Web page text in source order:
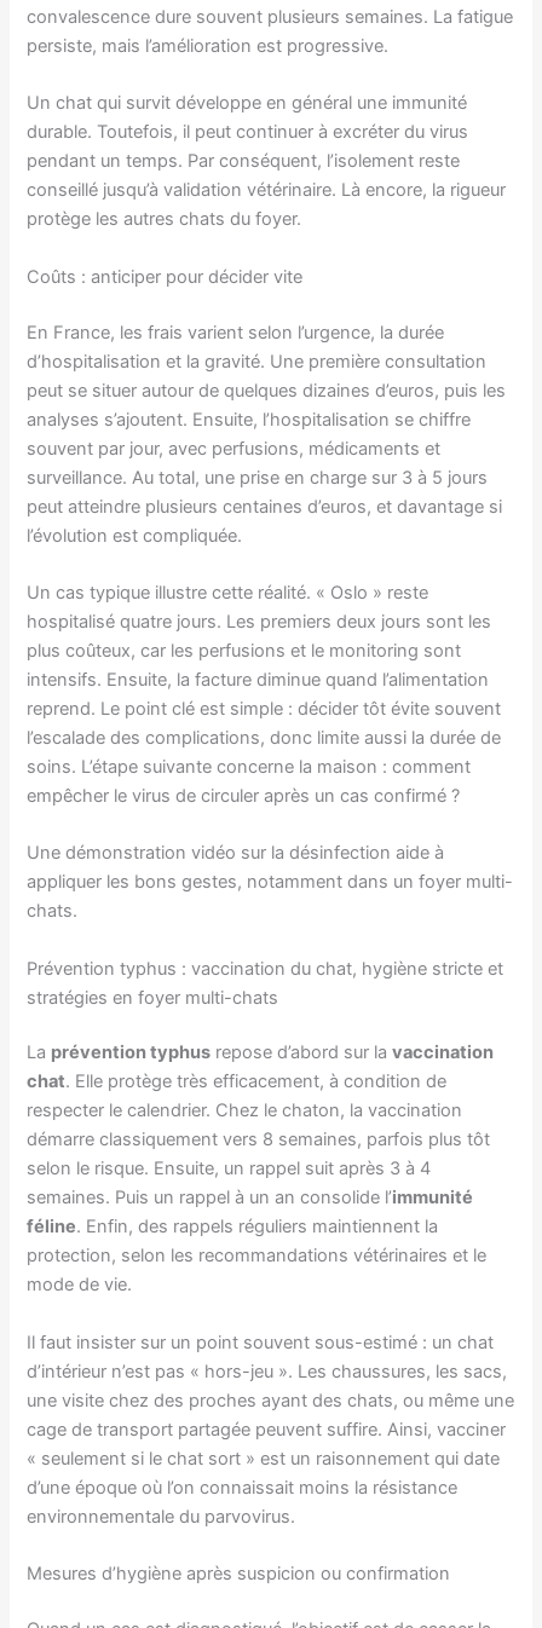
convalescence dure souvent plusieurs semaines. La fatigue
persiste, mais l’amélioration est progressive.
Un chat qui survit développe en général une immunité
durable. Toutefois, il peut continuer à excréter du virus
pendant un temps. Par conséquent, l’isolement reste
conseillé jusqu’à validation vétérinaire. Là encore, la rigueur
protège les autres chats du foyer.
Coûts : anticiper pour décider vite
En France, les frais varient selon l’urgence, la durée
d’hospitalisation et la gravité. Une première consultation
peut se situer autour de quelques dizaines d’euros, puis les
analyses s’ajoutent. Ensuite, l’hospitalisation se chiffre
souvent par jour, avec perfusions, médicaments et
surveillance. Au total, une prise en charge sur 3 à 5 jours
peut atteindre plusieurs centaines d’euros, et davantage si
l’évolution est compliquée.
Un cas typique illustre cette réalité. « Oslo » reste
hospitalisé quatre jours. Les premiers deux jours sont les
plus coûteux, car les perfusions et le monitoring sont
intensifs. Ensuite, la facture diminue quand l’alimentation
reprend. Le point clé est simple : décider tôt évite souvent
l’escalade des complications, donc limite aussi la durée de
soins. L’étape suivante concerne la maison : comment
empêcher le virus de circuler après un cas confirmé ?
Une démonstration vidéo sur la désinfection aide à
appliquer les bons gestes, notamment dans un foyer multi-
chats.
Prévention typhus : vaccination du chat, hygiène stricte et
stratégies en foyer multi-chats
La prévention typhus repose d’abord sur lavaccination
chat. Elle protège très efficacement, à condition de
respecter le calendrier. Chez le chaton, la vaccination
démarre classiquement vers 8 semaines, parfois plus tôt
selon le risque. Ensuite, un rappel suit après 3 à 4
semaines. Puis un rappel à un an consolide l’immunité
féline. Enfin, des rappels réguliers maintiennent la
protection, selon les recommandations vétérinaires et le
mode de vie.
Il faut insister sur un point souvent sous-estimé : un chat
d’intérieur n’est pas « hors-jeu ». Les chaussures, les sacs,
une visite chez des proches ayant des chats, ou même une
cage de transport partagée peuvent suffire. Ainsi, vacciner
« seulement si le chat sort » est un raisonnement qui date
d’une époque où l’on connaissait moins la résistance
environnementale du parvovirus.
Mesures d’hygiène après suspicion ou confirmation